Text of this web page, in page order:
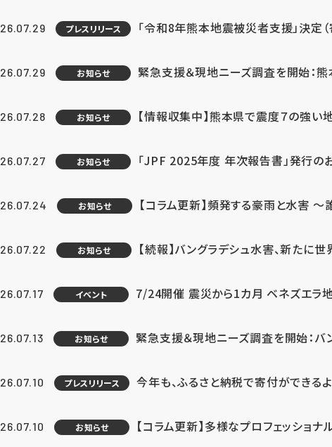
26.07.29 プレスリリース 「令和8年熊本地震被災者支援」決定（
26.07.29 お知らせ 緊急支援＆現地ニーズ調査を開始：
26.07.28 お知らせ 【情報収集中】熊本県で震度７の強い
26.07.27 お知らせ 「JPF 2025年度 年次報告書」発行の
26.07.24 お知らせ 【コラム更新】頻発する豪雨と水害
26.07.22 お知らせ 【続報】バングラデシュ水害、新た
26.07.17 イベント 7/24開催 震災から1カ月 ベネズエラ
26.07.13 お知らせ 緊急支援＆現地ニーズ調査を開始：バ
26.07.10 プレスリリース 今年も、ふるさと納税で寄付ができる
26.07.10 お知らせ 【コラム更新】多様なプロフェッショナ